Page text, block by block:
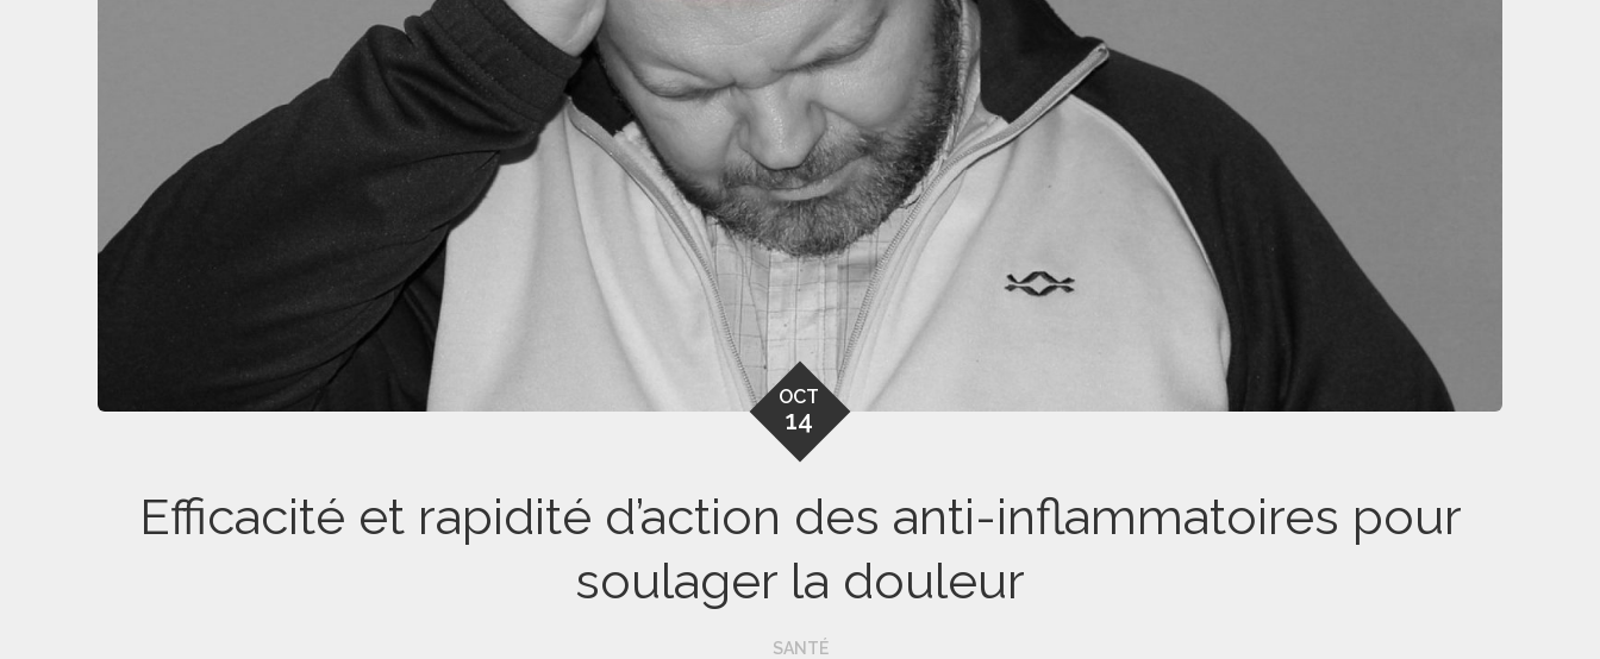
OCT
14
Efficacité et rapidité d’action des anti-inflammatoires pour
soulager la douleur
SANTÉ